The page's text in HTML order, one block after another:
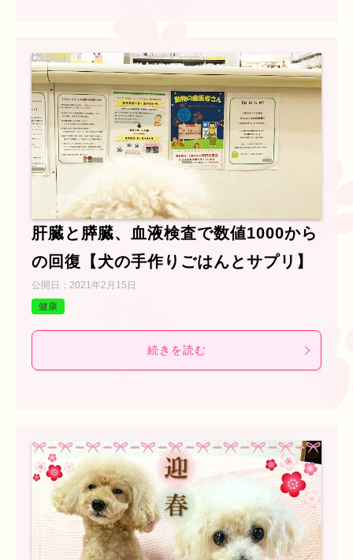
肝臓と膵臓、血液検査で数値1000から
の回復【犬の手作りごはんとサプリ】
公開日： 2021年2月15日
健康
続きを読む